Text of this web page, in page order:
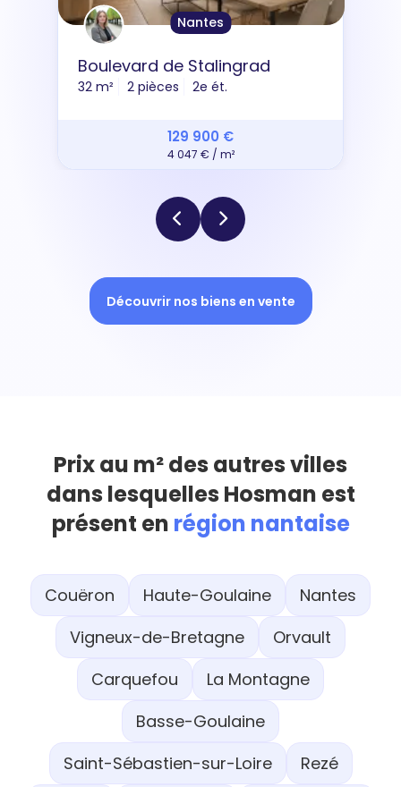
Nantes
Boulevard de Stalingrad
32 m² 2 pièces 2e ét.
129 900 €
4 047 € / m²
Découvrir nos biens en vente
Prix au m² des autres villes
dans lesquelles Hosman est
présent en région nantaise
Couëron Haute-Goulaine
Nantes
Vigneux-de-Bretagne
Orvault
Carquefou
La Montagne
Basse-Goulaine
Saint-Sébastien-sur-Loire
Rezé